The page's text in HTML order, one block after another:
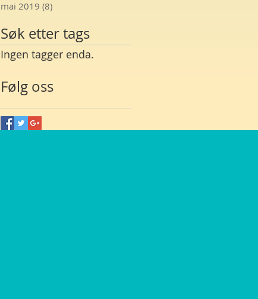
mai 2019 (8)
Søk etter tags
Ingen tagger enda.
Følg oss